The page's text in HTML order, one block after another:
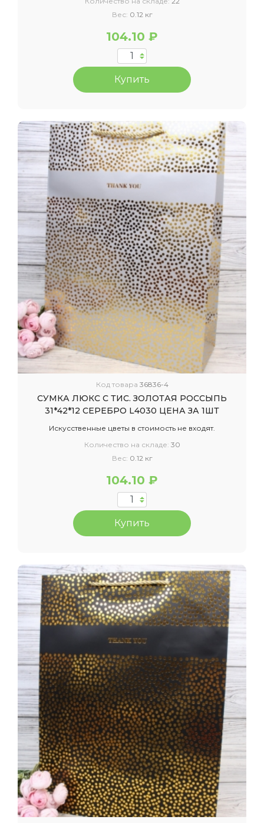
Вес: 0.12 кг
104.10 ₽
Купить
Код товара 36836-4
СУМКА ЛЮКС С ТИС. ЗОЛОТАЯ РОССЫПЬ
31*42*12 СЕРЕБРО L4030 ЦЕНА ЗА 1ШТ
Искусственные цветы в стоимость не входят.
Количество на складе: 30
Вес: 0.12 кг
104.10 ₽
Купить